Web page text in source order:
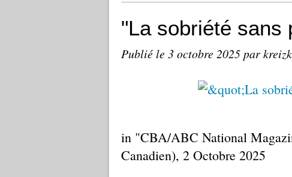
"La sobriété sans
Publié le 3 octobre 2025par
in "CBA/ABC National
Canadien), 2 Octobre 2025